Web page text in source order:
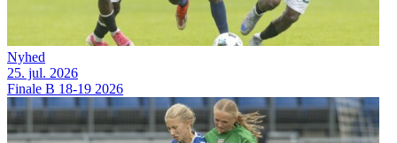
Nyhed
25. jul. 2026
Finale B 18-19 2026